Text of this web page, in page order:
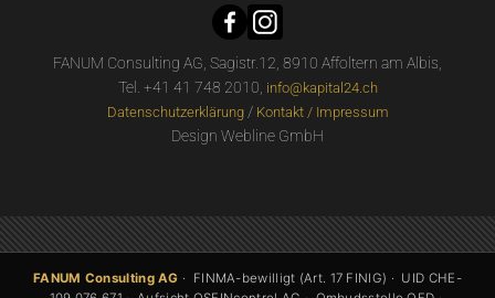
FANUM Consulting AG, Sagistr.12, 8910 Affoltern am Albis,
Tel. +41 41 748 2010, info@kapital24.ch
Datenschutzerklärung/ Kontakt / Impressum
Design Webline GmbH
FANUM Consulting AG · FINMA-bewilligt (Art. 17 FINIG) · UID CHE-